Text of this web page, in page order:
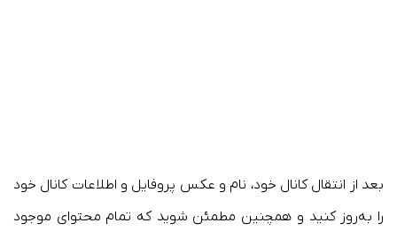
بعد از انتقال کانال خود، نام و عکس پروفایل و اطلاعات کانال خود
را به‌روز کنید و همچنین مطمئن شوید که تمام محتوای موجود